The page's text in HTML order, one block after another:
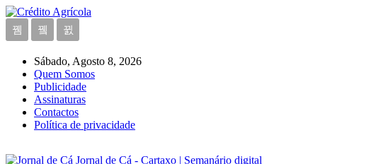
Sábado, Agosto 8, 2026
Quem Somos
Publicidade
Assinaturas
Contactos
Política de privacidade
Jornal de Cá - Cartaxo | Semanário digital